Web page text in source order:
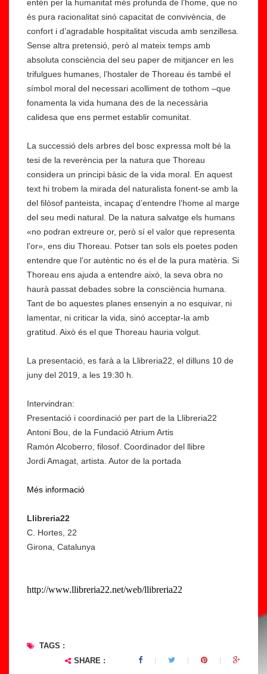
entén per la humanitat més profunda de l’home, que no
és pura racionalitat sinó capacitat de convivència, de
confort i d’agradable hospitalitat viscuda amb senzillesa.
Sense altra pretensió, però al mateix temps amb
absoluta consciència del seu paper de mitjancer en les
trifulgues humanes, l’hostaler de Thoreau és també el
símbol moral del necessari acolliment de tothom –que
fonamenta la vida humana des de la necessària
calidesa que ens permet establir comunitat.
La successió dels arbres del bosc expressa molt bé la
tesi de la reverència per la natura que Thoreau
considera un principi bàsic de la vida moral. En aquest
text hi trobem la mirada del naturalista fonent-se amb la
del filòsof panteista, incapaç d’entendre l’home al marge
del seu medi natural. De la natura salvatge els humans
«no podran extreure or, però sí el valor que representa
l’or», ens diu Thoreau. Potser tan sols els poetes poden
entendre que l’or autèntic no és el de la pura matèria. Si
Thoreau ens ajuda a entendre això, la seva obra no
haurà passat debades sobre la consciència humana.
Tant de bo aquestes planes ensenyin a no esquivar, ni
lamentar, ni criticar la vida, sinó acceptar-la amb
gratitud. Això és el que Thoreau hauria volgut.
La presentació, es farà a la Llibreria22, el dilluns 10 de
juny del 2019, a les 19:30 h.
Intervindran:
Presentació i coordinació per part de la Llibreria22
Antoni Bou, de la Fundació Atrium Artis
Ramón Alcoberro, filosof. Coordinador del llibre
Jordi Amagat, artista. Autor de la portada
Més informació
Llibreria22
C. Hortes, 22
Girona, Catalunya
http://www.llibreria22.net/web/llibreria22
TAGS :
SHARE :